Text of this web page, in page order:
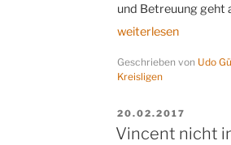
und Betreuung geht
„Vom
überrolt“
weiterlesen
Geschrieben von Udo
Kreisligen
VERÖFFENTLICHT
AM
20.02.2017
Vincent nicht